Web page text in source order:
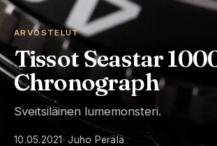
ARVOSTELUT
Tissot Seastar
Chronograph
Sveitsiläinen lumemonsteri.
10.05.2021 · Juho Perälä